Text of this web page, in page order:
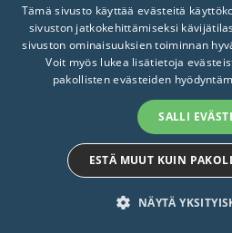
Tietosuojaseloste
Turvallisemman tilan periaatteet
© 2026 STTK. Made with
Tämä sivusto käyttää evästeitä
sivuston jatkokehittämiseksi
sivuston ominaisuuksien toiminnan
Voit myös lukea lisätietoja
pakollisten evästeiden
SALLI
ESTÄ MUUT KUIN
NÄYTÄ